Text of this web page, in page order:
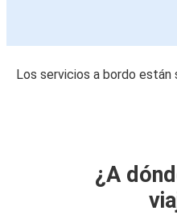
Los servicios a bordo están
¿A